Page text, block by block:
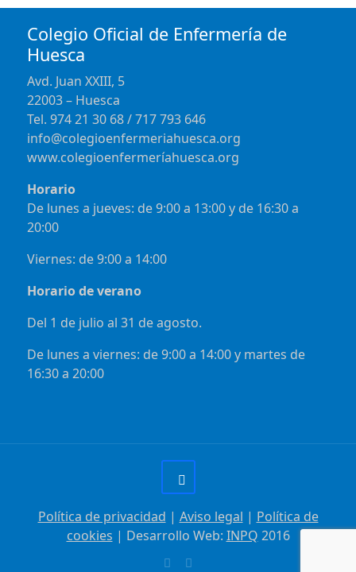
Colegio Oficial de Enfermería de
Huesca
Avd. Juan XXIII, 5
22003 – Huesca
Tel. 974 21 30 68 / 717 793 646
info@colegioenfermeriahuesca.org
www.colegioenfermeríahuesca.org
Horario
De lunes a jueves: de 9:00 a 13:00 y de 16:30 a
20:00
Viernes: de 9:00 a 14:00
Horario de verano
Del 1 de julio al 31 de agosto.
De lunes a viernes: de 9:00 a 14:00 y martes de
16:30 a 20:00
Política de privacidad | Aviso legal | Política de
cookies | Desarrollo Web: INPQ 2016